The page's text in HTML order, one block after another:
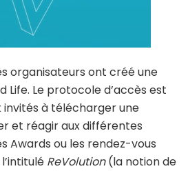
organisateurs ont créé une
Life. Le protocole d’accès est
à télécharger une
et réagir aux différentes
Awards ou les rendez-vous
ReVolution(la notion de